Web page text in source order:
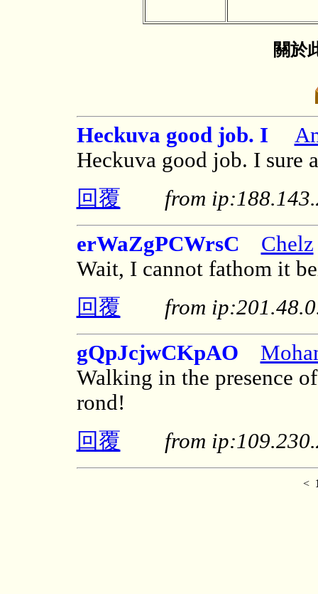
關於
Heckuva good job. I
Heckuva good job. I sure
回覆
from
erWaZgPCWrsC
Chelz
Wait, I cannot fathom it
回覆
from
gQpJcjwCKpAO
Walking in the presence
rond!
回覆
from
<